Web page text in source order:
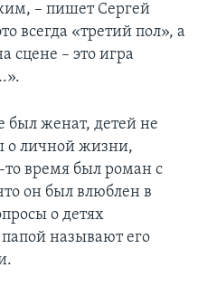
– пишет Сергей
всегда «третий пол», а
сцене – это игра
был женат, детей не
о личной жизни,
то время был роман с
он был влюблен в
о детях
называют его